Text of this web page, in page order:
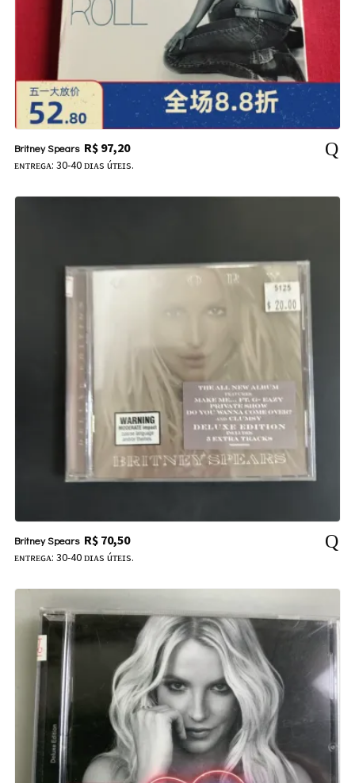
Britney Spears R$97,20
ᴇɴᴛʀᴇɢᴀ: 30-40 ᴅɪᴀs úᴛᴇɪs.
Britney Spears R$70,50
ᴇɴᴛʀᴇɢᴀ: 30-40 ᴅɪᴀs úᴛᴇɪs.